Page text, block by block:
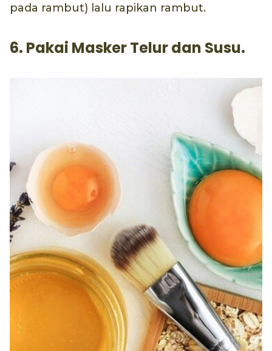
pada rambut) lalu rapikan rambut.
6. Pakai Masker Telur dan Susu.